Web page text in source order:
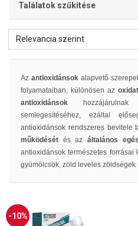
Találatok szűkítése
Relevancia szerint
Az antioxidánsok alapvető
folyamataiban, különösen az
antioxidánsok
semlegesítéséhez, ezáltal
antioxidánsok rendszeres bevitele
működését és azáltalános
antioxidánsok természetes
gyümölcsök, zöld leveles zöldségek
-10%